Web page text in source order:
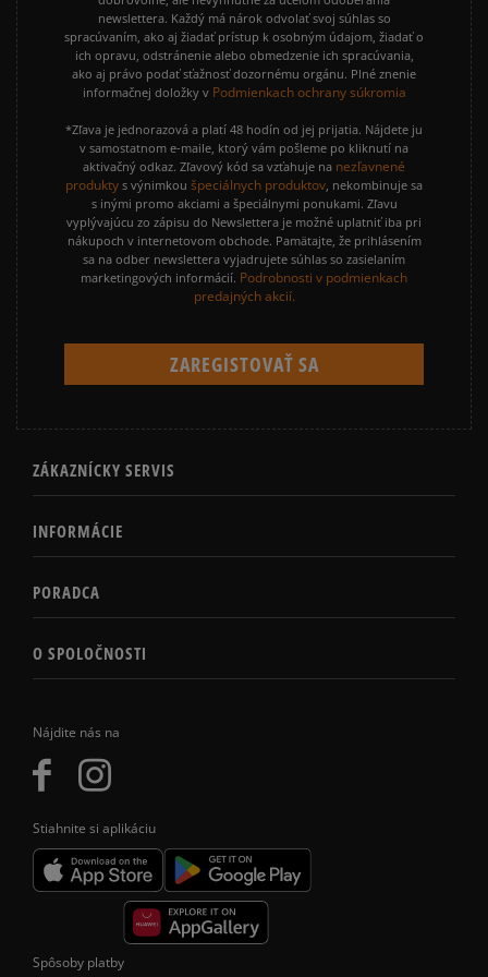
Nájdite nás na
Stiahnite si aplikáciu
newslettera. Každý má nárok odvolať svoj súhlas so
spracúvaním, ako aj žiadať prístup k osobným údajom, žiadať o
ich opravu, odstránenie alebo obmedzenie ich spracúvania,
ako aj právo podať sťažnosť dozornému orgánu. Plné znenie
informačnej doložky v Podmienkach ochrany súkromia
*Zľava je jednorazová a platí 48 hodín od jej prijatia. Nájdete ju
v samostatnom e-maile, ktorý vám pošleme po kliknutí na
aktivačný odkaz. Zľavový kód sa vzťahuje na nezľavnené
produkty s výnimkou špeciálnych produktov, nekombinuje sa
s inými promo akciami a špeciálnymi ponukami. Zľavu
vyplývajúcu zo zápisu do Newslettera je možné uplatniť iba pri
nákupoch v internetovom obchode. Pamätajte, že prihlásením
sa na odber newslettera vyjadrujete súhlas so zasielaním
marketingových informácií. Podrobnosti v podmienkach
predajných akcií.
ZÁKAZNÍCKY SERVIS
INFORMÁCIE
PORADCA
O SPOLOČNOSTI
Spôsoby platby